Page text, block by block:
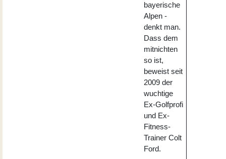
bayerische
Alpen -
denkt man.
Dass dem
mitnichten
so ist,
beweist seit
2009 der
wuchtige
Ex-Golfprofi
und Ex-
Fitness-
Trainer Colt
Ford.